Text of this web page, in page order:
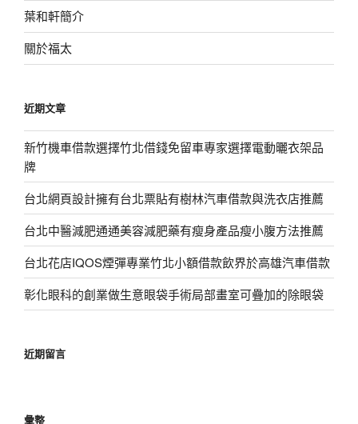
葉和軒簡介
關於福太
近期文章
新竹機車借款選擇竹北借錢免留車專家選擇電動曬衣架品
牌
台北網頁設計擁有台北票貼有樹林汽車借款與洗衣店推薦
台北中醫減肥通通美容減肥藥有瘦身產品瘦小腹方法推薦
台北花店IQOS煙彈專業竹北小額借款飲界於高雄汽車借款
彰化眼科的創業做生意眼袋手術局部畫室可疊加的除眼袋
近期留言
彙整